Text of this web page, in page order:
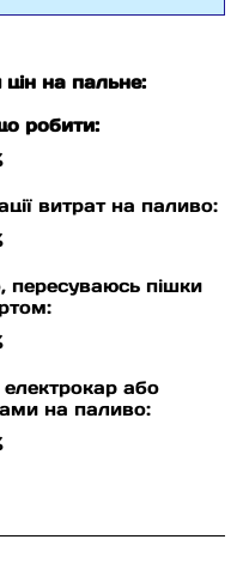
цін на пальне:
робити:
витрат на паливо:
пішки
або
на паливо: